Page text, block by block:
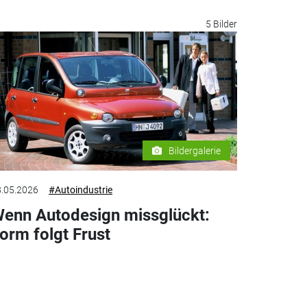
5 Bilder
Bildergalerie
#Autoindustrie
Autodesign missglückt:
folgt Frust